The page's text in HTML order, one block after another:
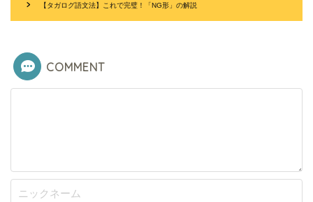
【タガログ語文法】これで完璧！「NG形」の解説
COMMENT